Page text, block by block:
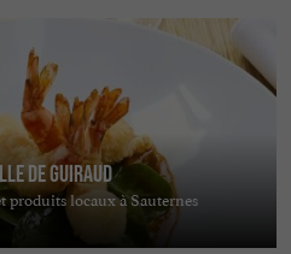
de Guiraud
produits locaux à Sauternes